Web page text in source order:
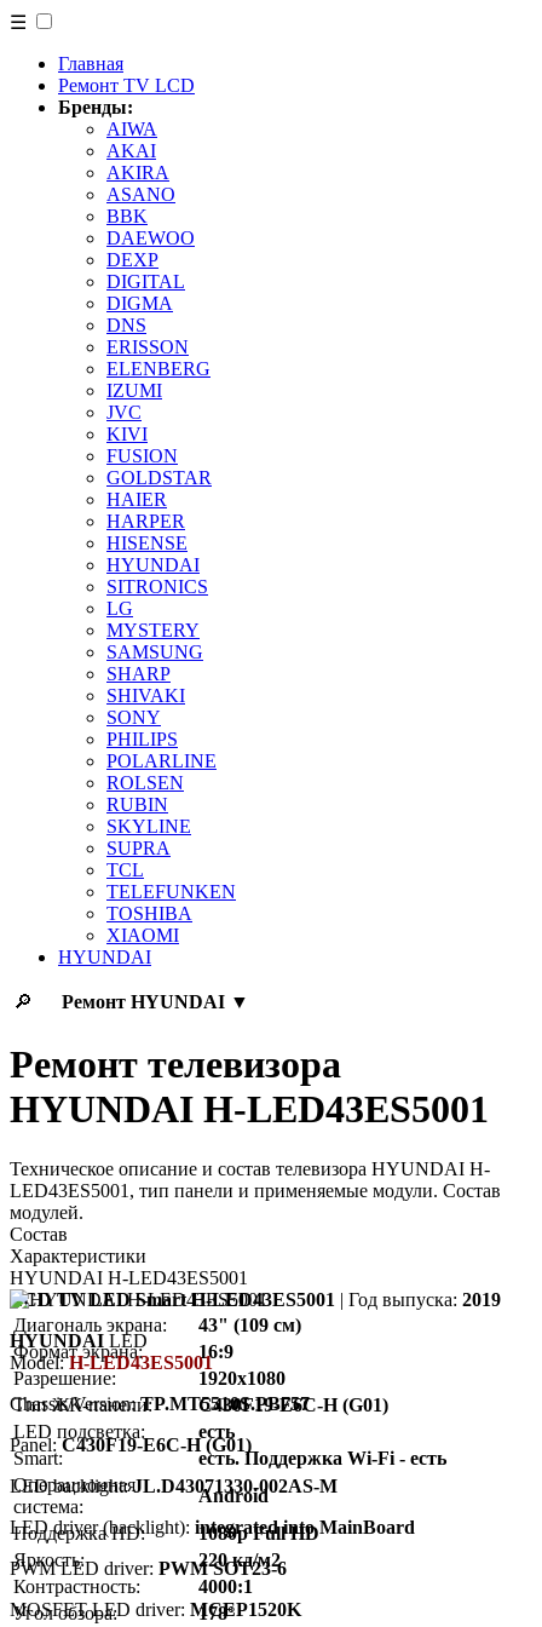
☰
Главная
Ремонт TV LCD
Бренды:
AIWA
AKAI
AKIRA
ASANO
BBK
DAEWOO
DEXP
DIGITAL
DIGMA
DNS
ERISSON
ELENBERG
IZUMI
JVC
KIVI
FUSION
GOLDSTAR
HAIER
HARPER
HISENSE
HYUNDAI
SITRONICS
LG
MYSTERY
SAMSUNG
SHARP
SHIVAKI
SONY
PHILIPS
POLARLINE
ROLSEN
RUBIN
SKYLINE
SUPRA
TCL
TELEFUNKEN
TOSHIBA
XIAOMI
HYUNDAI
🔎 Ремонт HYUNDAI ▼
Ремонт телевизора
HYUNDAI H-LED43ES5001
Техническое описание и состав телевизора HYUNDAI H-
LED43ES5001, тип панели и применяемые модули. Состав
модулей.
Состав
Характеристики
HYUNDAI H-LED43ES5001
LCD TV LED Smart H-LED43ES5001 | Год выпуска: 2019
Диагональ экрана:
43" (109 см)
Формат экрана:
16:9
Разрешение:
1920x1080
Тип ЖК-панели:
C430F19-E6C-H (G01)
LED подсветка:
есть
Smart:
есть. Поддержка Wi-Fi - есть
Операционная
система:
Android
Поддержка HD:
1080p Full HD
Яркость:
220 кд/м2
Контрастность:
4000:1
Угол обзора:
178°
HYUNDAI LED
Model:H-LED43ES5001
Chassis/Version:TP.MT5510S.PB757
Panel:C430F19-E6C-H (G01)
LED backlight:JL.D43071330-002AS-M
LED driver (backlight): integrated into MainBoard
PWM LED driver: PWM SOT23-6
MOSFET LED driver: MCEP1520K